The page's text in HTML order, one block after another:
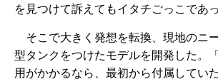
を見つけて訴えてもイタチごっこであっ
そこで大きく発想を転換、現地のニ
型タンクをつけたモデルを開発した。
用がかかるなら、最初から付属してい